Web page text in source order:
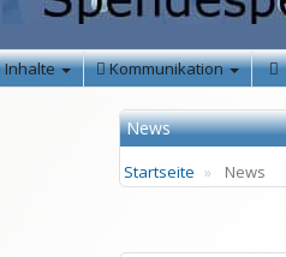
Inhalte Kommunikation
News
Startseite News